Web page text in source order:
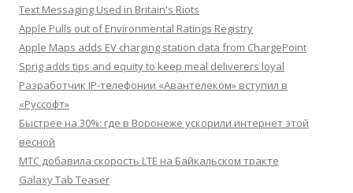
Text Messaging Used in Britain's Riots
Apple Pulls out of Environmental Ratings Registry
Apple Maps adds EV charging station data from ChargePoint
Sprig adds tips and equity to keep meal deliverers loyal
Разработчик IP-телефонии «Авантелеком» вступил в
«Руссофт»
Быстрее на 30%: где в Воронеже ускорили интернет этой
весной
МТС добавила скорость LTE на Байкальском тракте
Galaxy Tab Teaser